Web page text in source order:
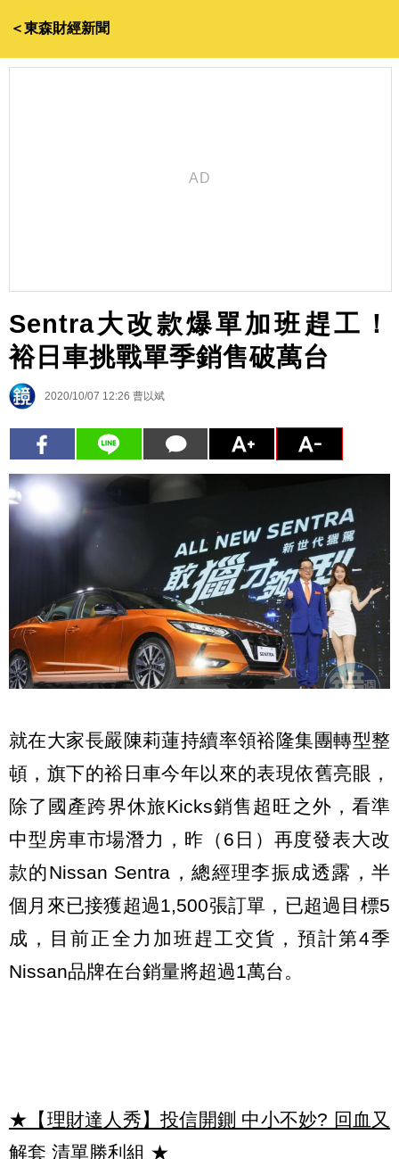
＜東森財經新聞
Sentra大改款爆單加班趕工！
裕日車挑戰單季銷售破萬台
2020/10/07 12:26 曹以斌
就在大家長嚴陳莉蓮持續率領裕隆集團轉型整
頓，旗下的裕日車今年以來的表現依舊亮眼，
除了國產跨界休旅Kicks銷售超旺之外，看準
中型房車市場潛力，昨（6日）再度發表大改
款的Nissan Sentra，總經理李振成透露，半
個月來已接獲超過1,500張訂單，已超過目標5
成，目前正全力加班趕工交貨，預計第4季
Nissan品牌在台銷量將超過1萬台。
★【理財達人秀】投信開鍘 中小不妙? 回血又
解套 清單勝利組 ★